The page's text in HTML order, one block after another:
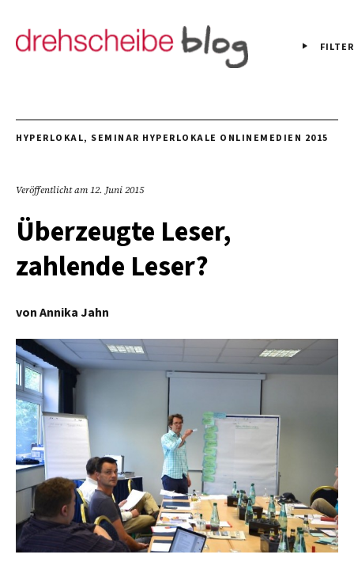
FILTER
HYPERLOKAL, SEMINAR HYPERLOKALE ONLINEMEDIEN 2015
Veröffentlicht am12. Juni 2015
Überzeugte Leser,
zahlende Leser?
vonAnnika Jahn